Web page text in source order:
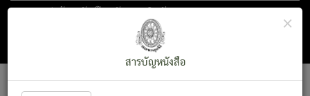
ตอน 1 ว่าด้วย สัตว์โลกกับจตุราริยสัจ
สารบัญ×
สารบัญหนังสือ